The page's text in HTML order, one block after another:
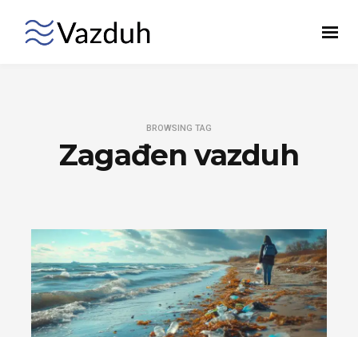
BROWSING TAG
Zagađen vazduh